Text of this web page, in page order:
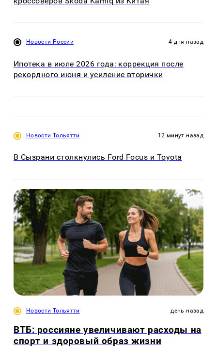
Новости России 4 дня назад
Ипотека в июле 2026 года: коррекция после
рекордного июня и усиление вторички
Новости Тольятти 12 минут назад
В Сызрани столкнулись Ford Focus и Toyota
Новости Тольятти день назад
ВТБ: россияне увеличивают расходы на
спорт и здоровый образ жизни